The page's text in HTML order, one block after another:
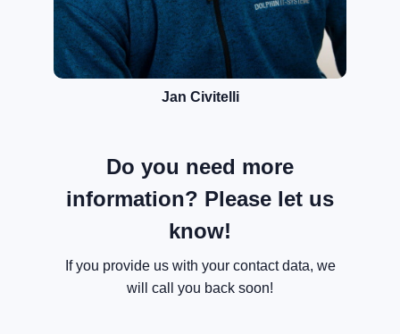
Jan Civitelli
Do you need more
information? Please let us
know!
If you provide us with your contact data, we
will call you back soon!